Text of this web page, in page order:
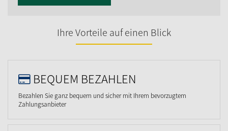
Ihre Vorteile auf einen Blick
BEQUEM BEZAHLEN
Bezahlen Sie ganz bequem und sicher mit Ihrem bevorzugtem
Zahlungsanbieter